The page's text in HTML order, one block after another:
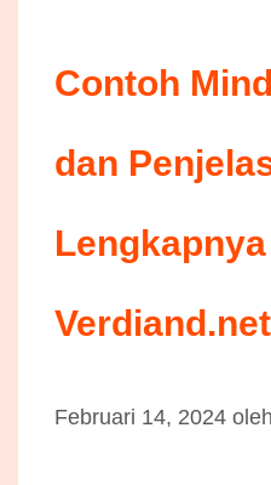
Contoh
dan
Verdiand.net
Februari 14, 2024 oleh